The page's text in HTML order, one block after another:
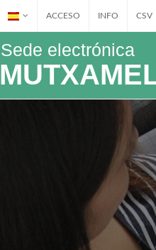
ACCESO INFO CSV
Sede electrónica